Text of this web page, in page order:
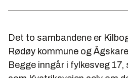
Det to sambandene er
Rødøy kommune og
Begge inngår i fylkesveg